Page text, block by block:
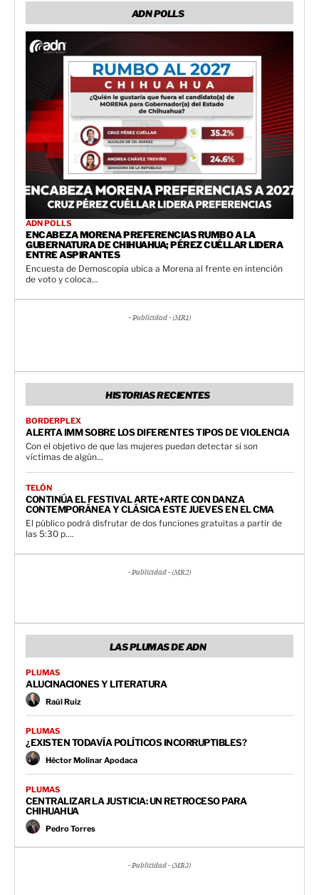
ADN POLLS
ADN POLLS
ENCABEZA MORENA PREFERENCIAS RUMBO A LA
GUBERNATURA DE CHIHUAHUA; PÉREZ CUÉLLAR LIDERA
ENTRE ASPIRANTES
Encuesta de Demoscopia ubica a Morena al frente en intención
de voto y coloca...
- Publicidad - (MR1)
HISTORIAS RECIENTES
BORDERPLEX
ALERTA IMM SOBRE LOS DIFERENTES TIPOS DE VIOLENCIA
Con el objetivo de que las mujeres puedan detectar si son
víctimas de algún...
TELÓN
CONTINÚA EL FESTIVAL ARTE+ARTE CON DANZA
CONTEMPORÁNEA Y CLÁSICA ESTE JUEVES EN EL CMA
El público podrá disfrutar de dos funciones gratuitas a partir de
las 5:30 p....
- Publicidad - (MR2)
LAS PLUMAS DE ADN
PLUMAS
ALUCINACIONES Y LITERATURA
Raúl Ruiz
PLUMAS
¿EXISTEN TODAVÍA POLÍTICOS INCORRUPTIBLES?
Héctor Molinar Apodaca
PLUMAS
CENTRALIZAR LA JUSTICIA: UN RETROCESO PARA
CHIHUAHUA
Pedro Torres
- Publicidad - (MR3)